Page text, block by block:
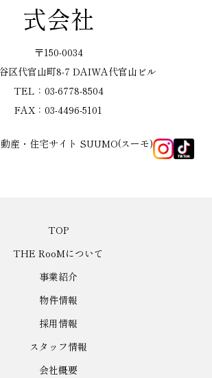
式会社
〒150-0034
区代官山町8-7 DAIWA代官山ビル
TEL：03-6778-8504
FAX：03-4496-5101
TOP
THE RooMについて
事業紹介
物件情報
採用情報
スタッフ情報
会社概要